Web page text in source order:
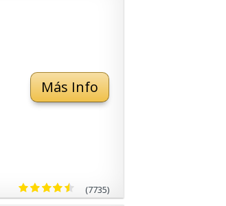
Más Info
(7735)